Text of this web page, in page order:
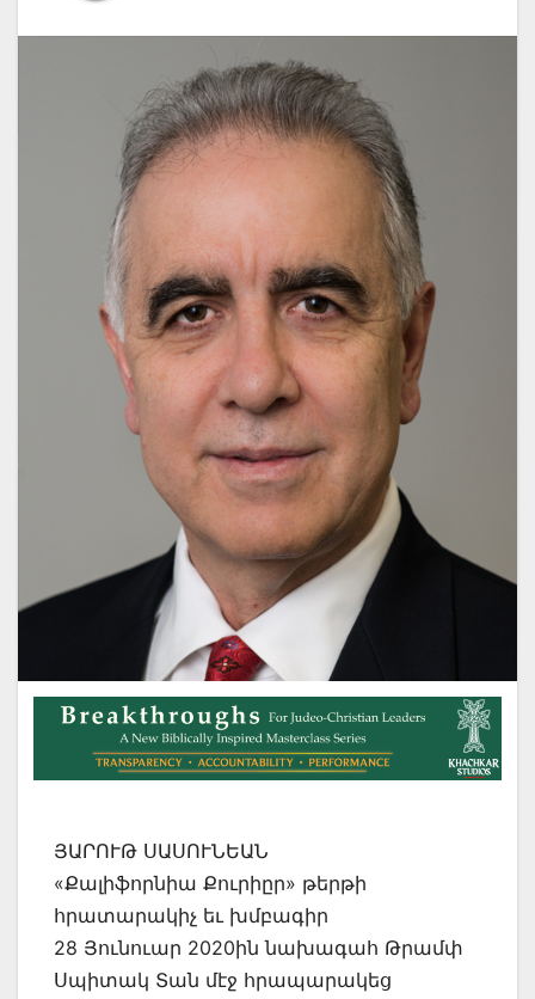
ՅԱՐՈՒԹ ՍԱՍՈՒՆԵԱՆ
«Քալիֆորնիա Քուրիըր» թերթի
հրատարակիչ եւ խմբագիր
28 Յունուար 2020ին նախագահ Թրամփ
Սպիտակ Տան մէջ հրապարակեց